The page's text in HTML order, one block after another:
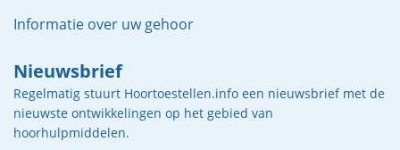
Informatie over uw gehoor
Nieuwsbrief
Regelmatig stuurt Hoortoestellen.info een nieuwsbrief met de
nieuwste ontwikkelingen op het gebied van
hoorhulpmiddelen.